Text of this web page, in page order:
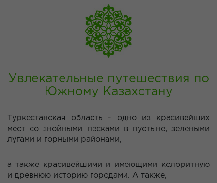
Увлекательные путешествия по
Южному Казахстану
Туркестанская область - одно из красивейших
мест со знойными песками в пустыне, зелеными
лугами и горными районами,
а также красивейшими и имеющими колоритную
и древнюю историю городами. А также,